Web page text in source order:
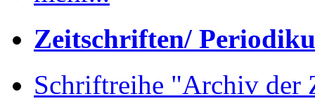
Zeitschriften/
Schriftreihe "Archiv der